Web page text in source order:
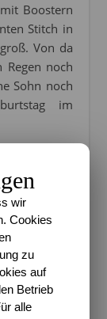
Boostern
Stitch in
Von da
noch
Sohn noch
im
wir
Cookies
zu
auf
Betrieb
alle